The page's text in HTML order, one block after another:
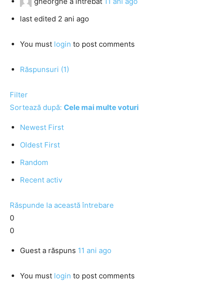
last edited 2 ani ago
You must login to post comments
Răspunsuri (1)
Filter
Sortează după: Cele mai multe voturi
Newest First
Oldest First
Random
Recent activ
Răspunde la această întrebare
0
0
Guest a răspuns 11 ani ago
You must login to post comments